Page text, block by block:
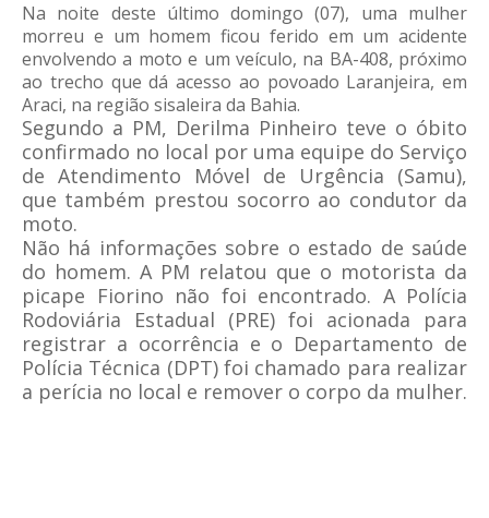
Na noite deste último domingo (07), uma mulher
morreu e um homem ficou ferido em um acidente
envolvendo a moto e um veículo, na BA-408, próximo
ao trecho que dá acesso ao povoado Laranjeira, em
Araci, na região sisaleira da Bahia.
Segundo a PM, Derilma Pinheiro teve o óbito
confirmado no local por uma equipe do Serviço
de Atendimento Móvel de Urgência (Samu),
que também prestou socorro ao condutor da
moto.
Não há informações sobre o estado de saúde
do homem. A PM relatou que o motorista da
picape Fiorino não foi encontrado. A Polícia
Rodoviária Estadual (PRE) foi acionada para
registrar a ocorrência e o Departamento de
Polícia Técnica (DPT) foi chamado para realizar
a perícia no local e remover o corpo da mulher.